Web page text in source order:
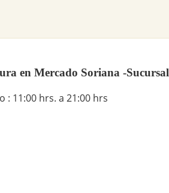
en Mercado Soriana -
: 11:00 hrs. a 21:00 hrs